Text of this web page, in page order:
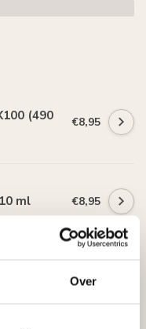
Over
(490 €8,95
ml €8,95
€2,80